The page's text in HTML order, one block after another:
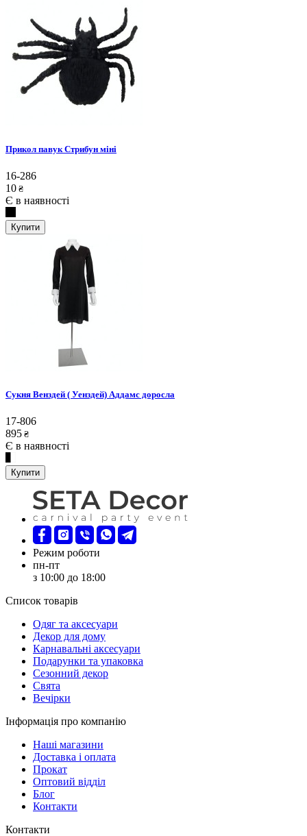
Прикол павук Стрибун міні
16-286
10 ₴
Є в наявності
Купити
Сукня Венздей ( Уенздей) Аддамс доросла
17-806
895 ₴
Є в наявності
Купити
Режим роботи
пн-пт
з 10:00 до 18:00
Список товарів
Oдяг та аксесуари
Декор для дому
Карнавальні аксесуари
Подарунки та упаковка
Сезонний декор
Свята
Вечірки
Інформація про компанію
Наші магазини
Доставка і оплата
Прокат
Оптовий відділ
Блог
Контакти
Контакти